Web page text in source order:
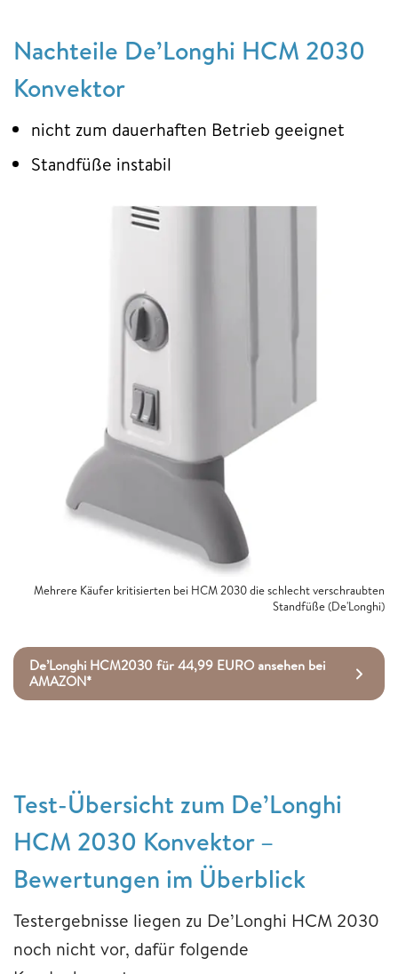
Nachteile De’Longhi HCM 2030
Konvektor
nicht zum dauerhaften Betrieb geeignet
Standfüße instabil
Mehrere Käufer kritisierten bei HCM 2030 die schlecht verschraubten
Standfüße (De'Longhi)
De’Longhi HCM2030 für 44,99 EURO ansehen bei
AMAZON*
Test-Übersicht zum De’Longhi
HCM 2030 Konvektor –
Bewertungen im Überblick
Testergebnisse liegen zu De’Longhi HCM 2030
noch nicht vor, dafür folgende